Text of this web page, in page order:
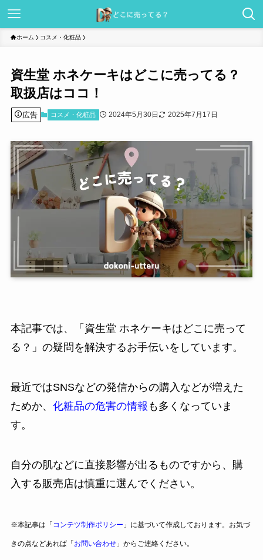
ホーム コスメ・化粧品
資生堂 ホネケーキはどこに売ってる？
取扱店はココ！
広告 コスメ・化粧品 2024年5月30日 2025年7月17日
本記事では、「資生堂 ホネケーキはどこに売って
る？」の疑問を解決するお手伝いをしています。
最近ではSNSなどの発信からの購入などが増えた
ためか、 化粧品の危害の情報 も多くなっていま
す。
自分の肌などに直接影響が出るものですから、購
入する販売店は慎重に選んでください。
※本記事は「 コンテツ制作ポリシー 」に基づいて作成しております。お気づ
きの点などあれば「お問い合わせ」からご連絡ください。